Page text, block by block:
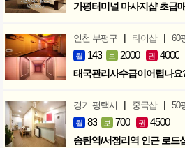
가평터미널 마사지샵 초급매
인천 부평구 | 타이샵 | 60
월 143 보 2000 권 4000
경기 평택시 | 중국샵 | 50
월 83 보 700 권 4500
송탄역/서정리역 인근 로드